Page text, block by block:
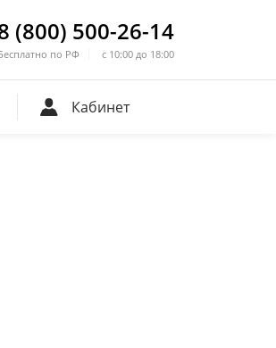
(800) 500-26-14
по РФ с 10:00 до 18:00
Кабинет